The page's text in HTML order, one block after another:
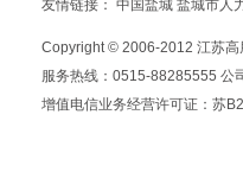
友情链接： 中国盐城 盐城市人
Copyright © 2006-2012 江苏高
服务热线：0515-88285555 公
增值电信业务经营许可证：苏